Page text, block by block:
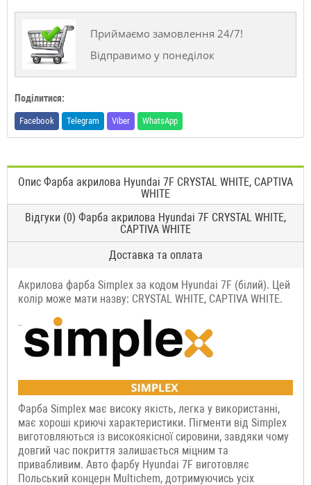
Приймаємо замовлення 24/7!
Відправимо у понеділок
Поділитися:
Facebook Telegram Viber WhatsApp
Опис Фарба акрилова Hyundai 7F CRYSTAL WHITE, CAPTIVA
WHITE
Відгуки (0) Фарба акрилова Hyundai 7F CRYSTAL WHITE,
CAPTIVA WHITE
Доставка та оплата
Акрилова фарба Simplex за кодом Hyundai 7F (білий). Цей
колір може мати назву: CRYSTAL WHITE, CAPTIVA WHITE.
Фарба Simplex має високу якість, легка у використанні,
має хороші криючі характеристики. Пігменти від Simplex
виготовляються із високоякісної сировини, завдяки чому
довгий час покриття залишається міцним та
привабливим. Авто фарбу Hyundai 7F виготовляє
Польський концерн Multichem, дотримуючись усіх